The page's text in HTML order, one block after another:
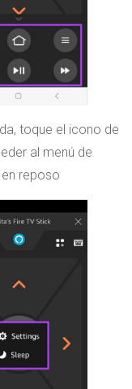
toque el icono de
al menú de
reposo